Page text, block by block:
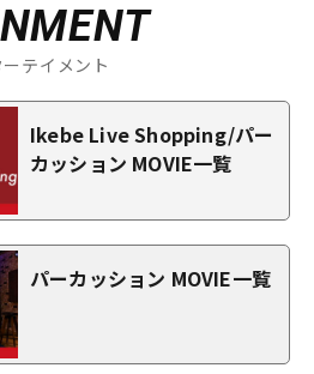
テイメント
Ikebe Live Shopping/パー
カッション MOVIE一覧
パーカッション MOVIE一覧